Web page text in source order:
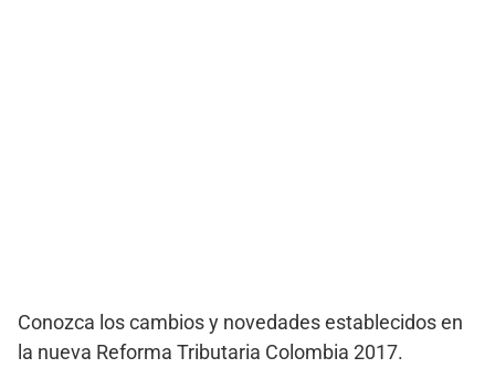
Conozca los cambios y novedades establecidos en
la nueva Reforma Tributaria Colombia 2017.